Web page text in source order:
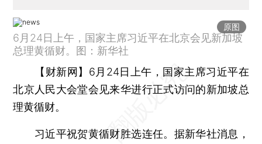
原图
6月24日上午，国家主席习近平在北京会见新加坡
总理黄循财。图：新华社
【财新网】 6月24日上午，国家主席习近平在
北京人民大会堂会见来华进行正式访问的新加坡总
理黄循财。
习近平祝贺黄循财胜选连任。据新华社消息，